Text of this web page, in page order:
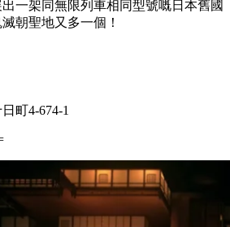
一架同無限列車相同型號嘅日本舊國
朝聖地又多一個！
町4-674-1